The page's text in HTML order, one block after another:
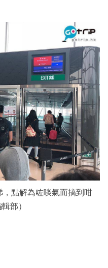
點解為咗啖氣而搞到咁
部）